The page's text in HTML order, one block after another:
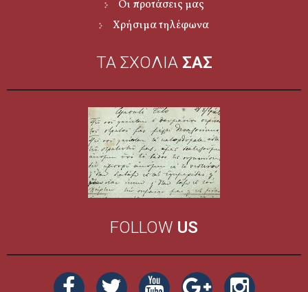
Οι προτάσεις μας
Χρήσιμα τηλέφωνα
ΤΑ ΣΧΟΛΙΑ ΣΑΣ
FOLLOW US